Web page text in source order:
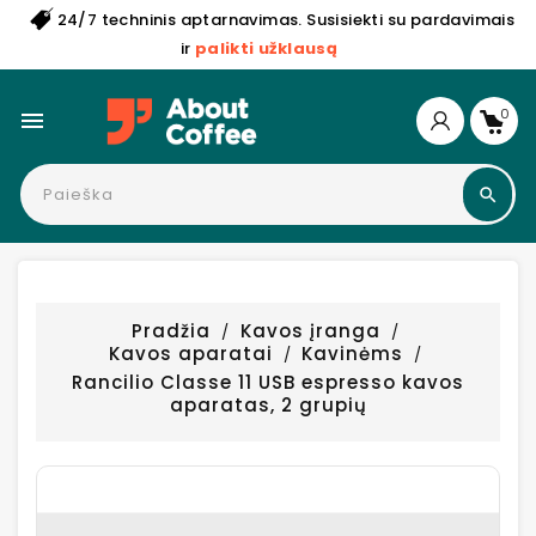
24/7 techninis aptarnavimas. Susisiekti su pardavimais
ir palikti užklausą
 0
Pradžia
Kavos įranga
Kavos aparatai
Kavinėms
Rancilio Classe 11 USB espresso kavos
aparatas, 2 grupių